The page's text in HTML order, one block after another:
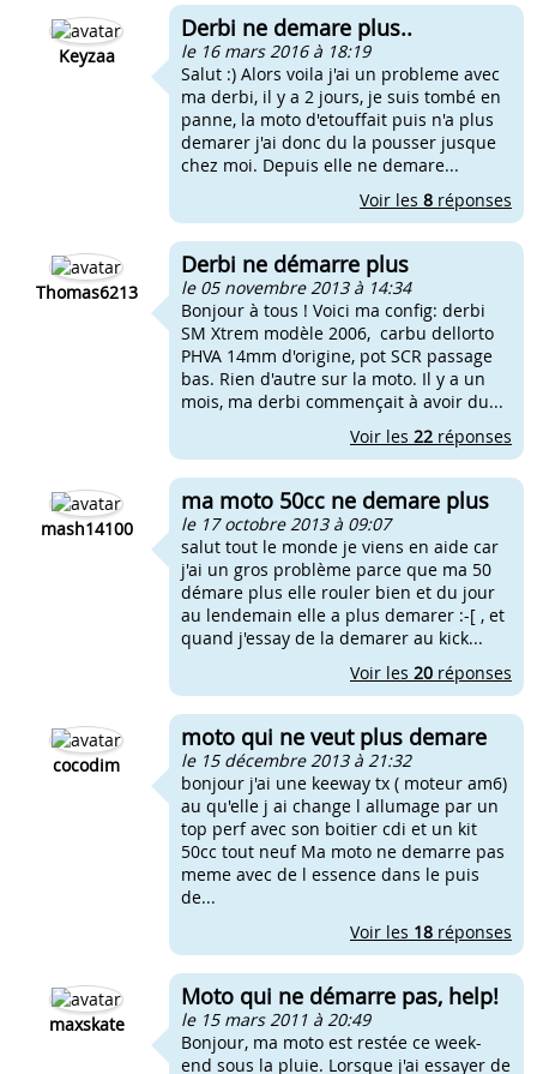
Keyzaa
Derbi ne demare plus..
le 16 mars 2016 à 18:19
Salut :) Alors voila j'ai un probleme avec
ma derbi, il y a 2 jours, je suis tombé en
panne, la moto d'etouffait puis n'a plus
demarer j'ai donc du la pousser jusque
chez moi. Depuis elle ne demare...
Voir les 8 réponses
Thomas6213
Derbi ne démarre plus
le 05 novembre 2013 à 14:34
Bonjour à tous ! Voici ma config: derbi
SM Xtrem modèle 2006, carbu dellorto
PHVA 14mm d'origine, pot SCR passage
bas. Rien d'autre sur la moto. Il y a un
mois, ma derbi commençait à avoir du...
Voir les 22 réponses
mash14100
ma moto 50cc ne demare plus
le 17 octobre 2013 à 09:07
salut tout le monde je viens en aide car
j'ai un gros problème parce que ma 50
démare plus elle rouler bien et du jour
au lendemain elle a plus demarer :-[ , et
quand j'essay de la demarer au kick...
Voir les 20 réponses
cocodim
moto qui ne veut plus demare
le 15 décembre 2013 à 21:32
bonjour j'ai une keeway tx ( moteur am6)
au qu'elle j ai change l allumage par un
top perf avec son boitier cdi et un kit
50cc tout neuf Ma moto ne demarre pas
meme avec de l essence dans le puis
de...
Voir les 18 réponses
maxskate
Moto qui ne démarre pas, help!
le 15 mars 2011 à 20:49
Bonjour, ma moto est restée ce week-
end sous la pluie. Lorsque j'ai essayer de